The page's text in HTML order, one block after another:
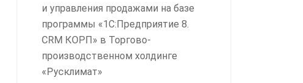
и управления продажами на базе
программы «1С:Предприятие 8.
CRM КОРП» в Торгово-
производственном холдинге
«Русклимат»